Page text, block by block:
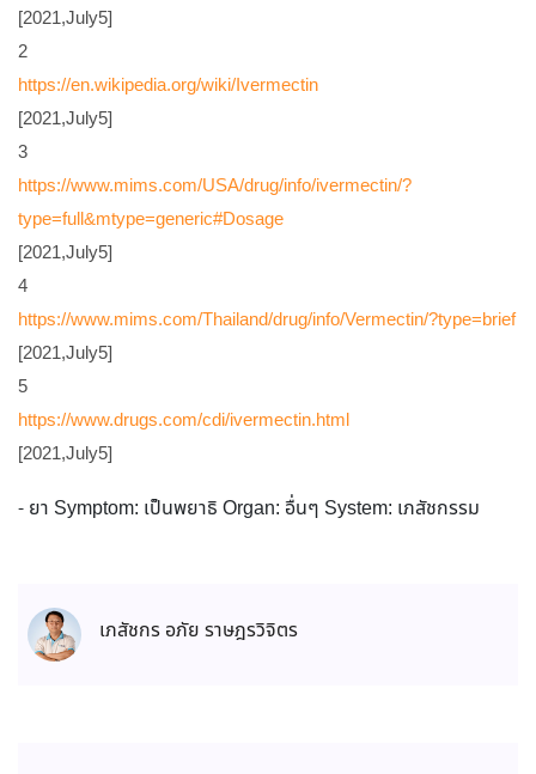
[2021,July5]
2
https://en.wikipedia.org/wiki/Ivermectin
[2021,July5]
3
https://www.mims.com/USA/drug/info/ivermectin/?
type=full&mtype=generic#Dosage
[2021,July5]
4
https://www.mims.com/Thailand/drug/info/Vermectin/?type=brief
[2021,July5]
5
https://www.drugs.com/cdi/ivermectin.html
[2021,July5]
- ยา Symptom: เป็นพยาธิ Organ: อื่นๆ System: เภสัชกรรม
เภสัชกร อภัย ราษฎรวิจิตร